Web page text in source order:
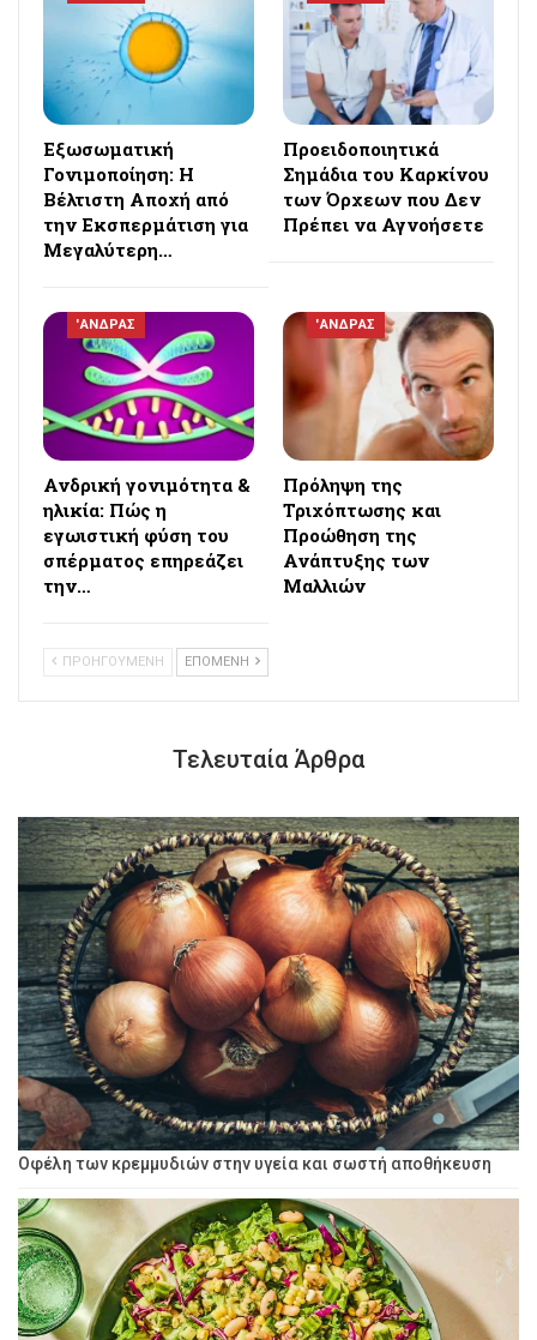
Εξωσωματική
Γονιμοποίηση: Η
Βέλτιστη Αποχή από
την Εκσπερμάτιση για
Μεγαλύτερη…
Προειδοποιητικά
Σημάδια του Καρκίνου
των Όρχεων που Δεν
Πρέπει να Αγνοήσετε
'ΑΝΔΡΑΣ
Ανδρική γονιμότητα &
ηλικία: Πώς η
εγωιστική φύση του
σπέρματος επηρεάζει
την…
'ΑΝΔΡΑΣ
Πρόληψη της
Τριχόπτωσης και
Προώθηση της
Ανάπτυξης των
Μαλλιών
ΠΡΟΗΓΟΥΜΕΝΗ ΕΠΟΜΕΝΗ
Τελευταία Άρθρα
Οφέλη των κρεμμυδιών στην υγεία και σωστή αποθήκευση